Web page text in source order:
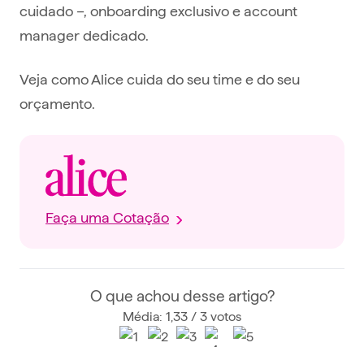
cuidado –, onboarding exclusivo e account
manager dedicado.
Veja como Alice cuida do seu time e do seu
orçamento.
Faça uma Cotação
O que achou desse artigo?
Média: 1,33 / 3 votos